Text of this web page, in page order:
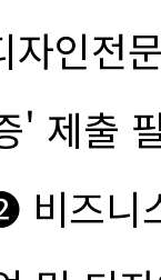
자인전
' 제출
비즈니